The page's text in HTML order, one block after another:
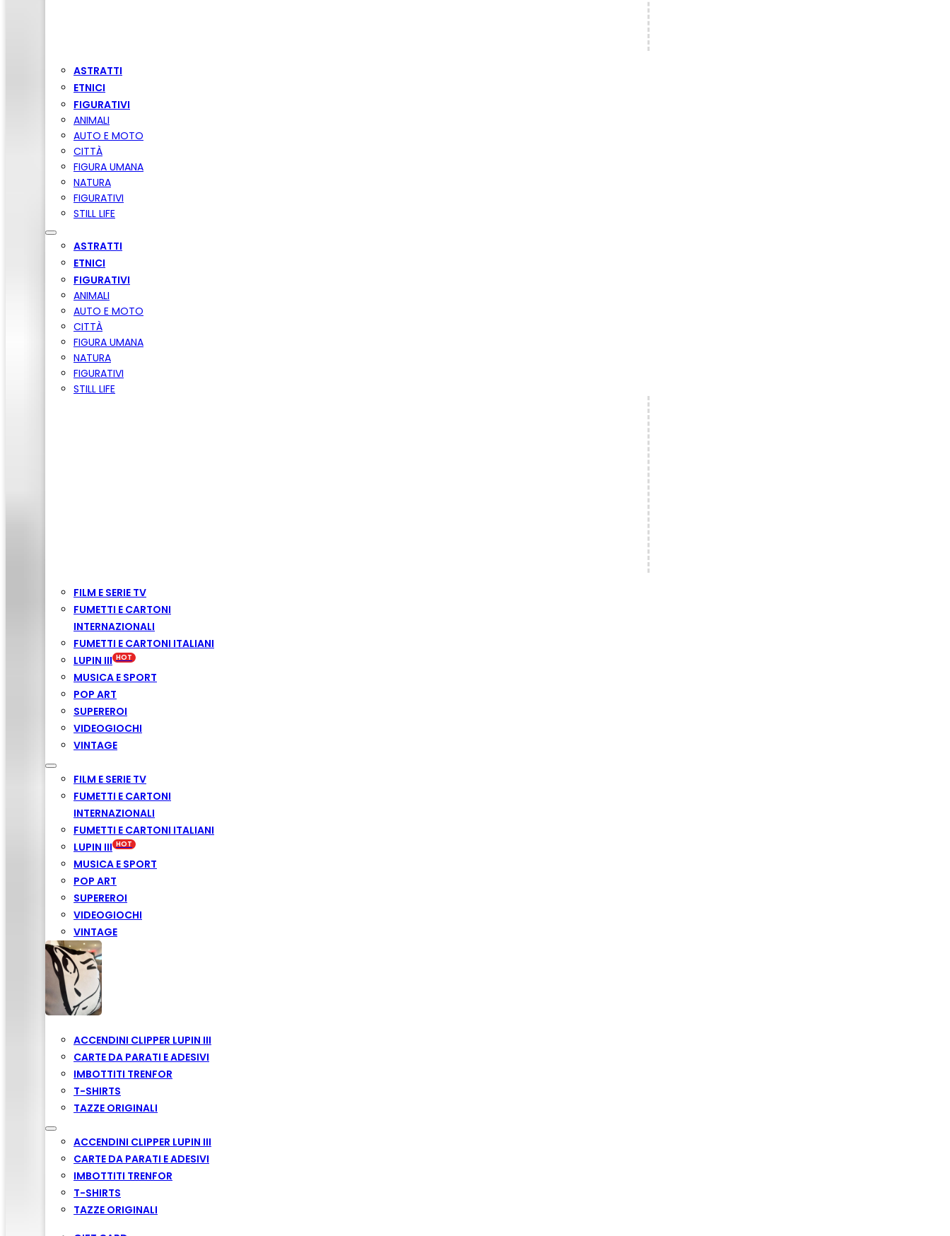
ASTRATTI
ETNICI
FIGURATIVI
ANIMALI
AUTO E MOTO
CITTÀ
FIGURA UMANA
NATURA
FIGURATIVI
STILL LIFE
ASTRATTI
ETNICI
FIGURATIVI
ANIMALI
AUTO E MOTO
CITTÀ
FIGURA UMANA
NATURA
FIGURATIVI
STILL LIFE
FILM E SERIE TV
FUMETTI E CARTONI
INTERNAZIONALI
FUMETTI E CARTONI ITALIANI
LUPIN III
MUSICA E SPORT
POP ART
SUPEREROI
VIDEOGIOCHI
VINTAGE
FILM E SERIE TV
FUMETTI E CARTONI
INTERNAZIONALI
FUMETTI E CARTONI ITALIANI
LUPIN III
MUSICA E SPORT
POP ART
SUPEREROI
VIDEOGIOCHI
VINTAGE
ACCENDINI CLIPPER LUPIN III
CARTE DA PARATI E ADESIVI
IMBOTTITI TRENFOR
T-SHIRTS
TAZZE ORIGINALI
ACCENDINI CLIPPER LUPIN III
CARTE DA PARATI E ADESIVI
IMBOTTITI TRENFOR
T-SHIRTS
TAZZE ORIGINALI